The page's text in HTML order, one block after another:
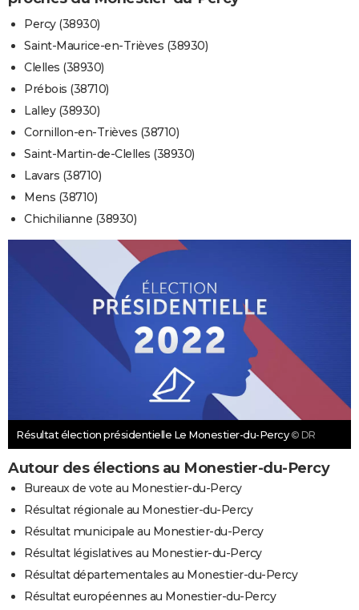
Percy (38930)
Saint-Maurice-en-Trièves (38930)
Clelles (38930)
Prébois (38710)
Lalley (38930)
Cornillon-en-Trièves (38710)
Saint-Martin-de-Clelles (38930)
Lavars (38710)
Mens (38710)
Chichilianne (38930)
Résultat élection présidentielle Le Monestier-du-Percy © DR
Autour des élections au Monestier-du-Percy
Bureaux de vote au Monestier-du-Percy
Résultat régionale au Monestier-du-Percy
Résultat municipale au Monestier-du-Percy
Résultat législatives au Monestier-du-Percy
Résultat départementales au Monestier-du-Percy
Résultat européennes au Monestier-du-Percy